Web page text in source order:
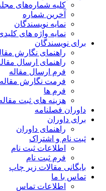
کلیه شماره‌های مجله
آخرین شماره
نمایه نویسندگان
نمایه واژه های کلیدی
برای نویسندگان
راهنمای نگارش مقاله
راهنمای ارسال مقاله
فرم ارسال مقاله
فرمت نگارش مقاله
فرم ها
هزینه های ثبت مقاله
داوران فصلنامه
برای داوران
راهنمای داوران
ثبت نام و اشتراک
اطلاعات ثبت نام
فرم ثبت نام
بایگانی مقالات زیر چاپ
تماس با ما
اطلاعات تماس